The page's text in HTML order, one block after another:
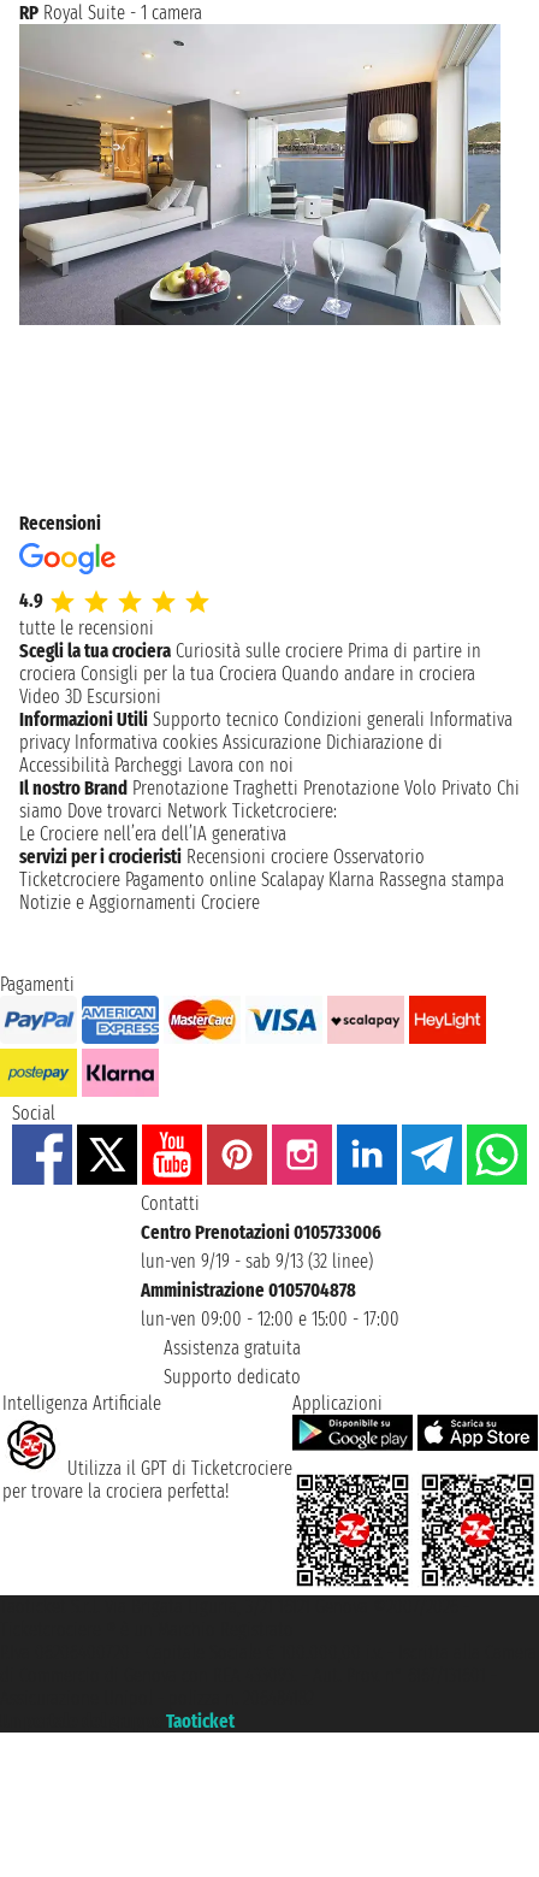
RP Royal Suite - 1 camera
Recensioni
4.9
tutte le recensioni
Scegli la tua crociera Curiosità sulle crociere Prima di partire in
crociera Consigli per la tua Crociera Quando andare in crociera
Video 3D Escursioni
Informazioni Utili Supporto tecnico Condizioni generali Informativa
privacy Informativa cookies Assicurazione Dichiarazione di
Accessibilità Parcheggi Lavora con noi
Il nostro Brand Prenotazione Traghetti Prenotazione Volo Privato Chi
siamo Dove trovarci Network Ticketcrociere:
Le Crociere nell’era dell’IA generativa
servizi per i crocieristi Recensioni crociere Osservatorio
Ticketcrociere Pagamento online Scalapay Klarna Rassegna stampa
Notizie e Aggiornamenti Crociere
Pagamenti
Social
Contatti
Centro Prenotazioni 0105733006
lun-ven 9/19 - sab 9/13 (32 linee)
Amministrazione 0105704878
lun-ven 09:00 - 12:00 e 15:00 - 17:00
Assistenza gratuita
Supporto dedicato
Intelligenza Artificiale
Utilizza il GPT di Ticketcrociere
per trovare la crociera perfetta!
Applicazioni
Taoticket